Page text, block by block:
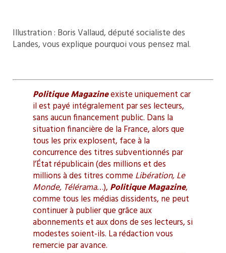
Illustration : Boris Vallaud, député socialiste des
Landes, vous explique pourquoi vous pensez mal.
Politique Magazineexiste uniquement car
il est payé intégralement par ses lecteurs,
sans aucun financement public. Dans la
situation financière de la France, alors que
tous les prix explosent, face à la
concurrence des titres subventionnés par
l’État républicain (des millions et des
millions à des titres comme Libération, Le
Monde, Télérama…), Politique Magazine,
comme tous les médias dissidents, ne peut
continuer à publier que grâce aux
abonnements et aux dons de ses lecteurs, si
modestes soient-ils. La rédaction vous
remercie par avance.